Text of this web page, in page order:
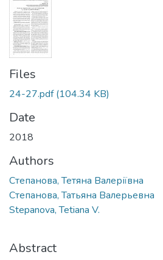
Files
24-27.pdf(104.34 KB)
Date
2018
Authors
Степанова, Тетяна Валеріївна
Степанова, Татьяна Валерьевна
Stepanova, Tetiana V.
Abstract